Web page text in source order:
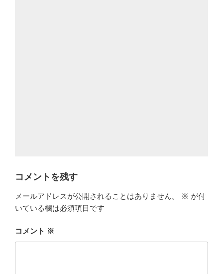
コメントを残す
メールアドレスが公開されることはありません。 ※ が付
いている欄は必須項目です
コメント ※